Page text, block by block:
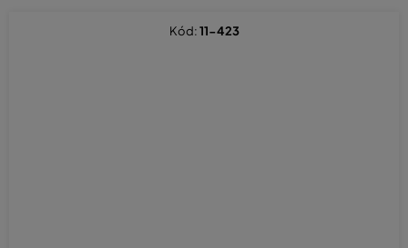
Kód:11-423